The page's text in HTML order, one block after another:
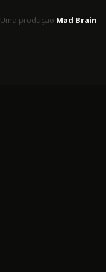
Uma produção Mad Brain